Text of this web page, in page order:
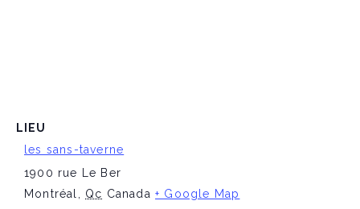
LIEU
les sans-taverne
1900 rue Le Ber
Montréal, Qc Canada + Google Map